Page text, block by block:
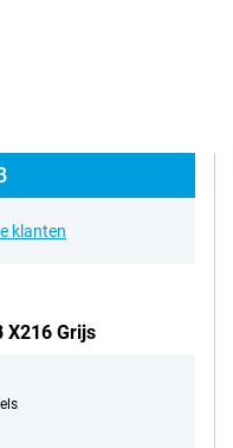
klanten
X216 Grijs